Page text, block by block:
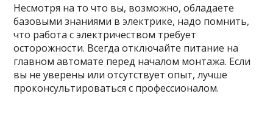
Несмотря на то что вы, возможно, обладаете
базовыми знаниями в электрике, надо помнить,
что работа с электричеством требует
осторожности. Всегда отключайте питание на
главном автомате перед началом монтажа. Если
вы не уверены или отсутствует опыт, лучше
проконсультироваться с профессионалом.